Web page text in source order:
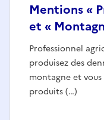
Mentions «
et «
Professionnel
produisez des
montagne et
produits (…)